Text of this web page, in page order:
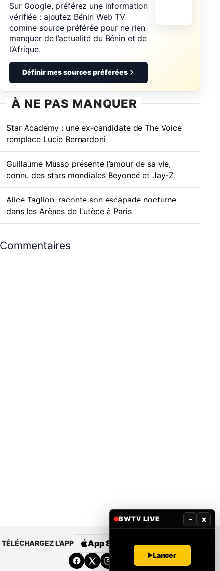
Sur Google, préférez une information
vérifiée : ajoutez Bénin Web TV
comme source préférée pour ne rien
manquer de l’actualité du Bénin et de
l’Afrique.
Définir mes sources préférées
À NE PAS MANQUER
Star Academy : une ex-candidate de The Voice
remplace Lucie Bernardoni
Guillaume Musso présente l’amour de sa vie,
connu des stars mondiales Beyoncé et Jay-Z
Alice Taglioni raconte son escapade nocturne
dans les Arènes de Lutèce à Paris
Commentaires
TÉLÉCHARGEZ L’APP App Store Google Play
BWTV LIVE - x
Lancer